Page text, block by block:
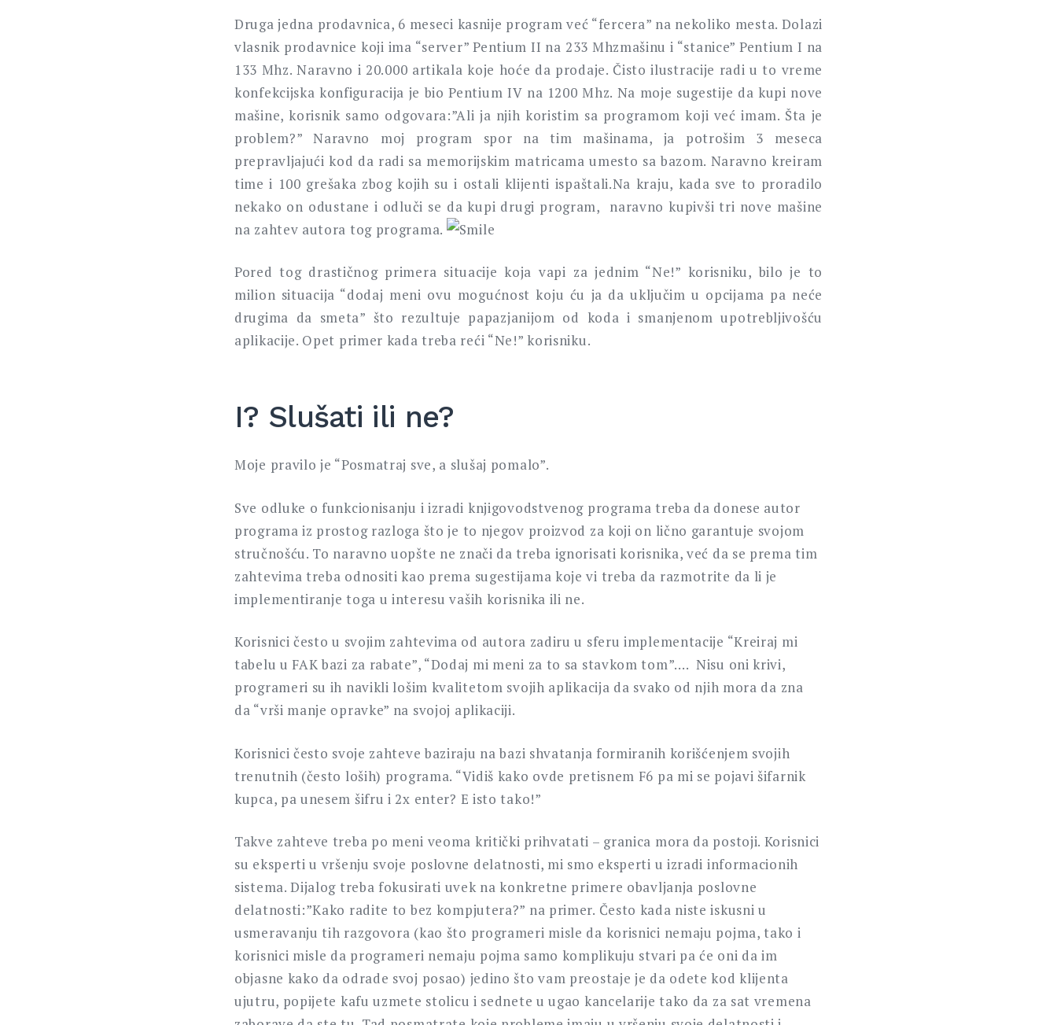
Druga jedna prodavnica, 6 meseci kasnije program već “fercera” na nekoliko mesta. Dolazi
vlasnik prodavnice koji ima “server” Pentium II na 233 Mhzmašinu i “stanice” Pentium I na
133 Mhz. Naravno i 20.000 artikala koje hoće da prodaje. Čisto ilustracije radi u to vreme
konfekcijska konfiguracija je bio Pentium IV na 1200 Mhz. Na moje sugestije da kupi nove
mašine, korisnik samo odgovara:”Ali ja njih koristim sa programom koji već imam. Šta je
problem?” Naravno moj program spor na tim mašinama, ja potrošim 3 meseca
prepravljajući kod da radi sa memorijskim matricama umesto sa bazom. Naravno kreiram
time i 100 grešaka zbog kojih su i ostali klijenti ispaštali.Na kraju, kada sve to proradilo
nekako on odustane i odluči se da kupi drugi program, naravno kupivši tri nove mašine
na zahtev autora tog programa.
Pored tog drastičnog primera situacije koja vapi za jednim “Ne!” korisniku, bilo je to
milion situacija “dodaj meni ovu mogućnost koju ću ja da uključim u opcijama pa neće
drugima da smeta” što rezultuje papazjanijom od koda i smanjenom upotrebljivošću
aplikacije. Opet primer kada treba reći “Ne!” korisniku.
I? Slušati ili ne?
Moje pravilo je “Posmatraj sve, a slušaj pomalo”.
Sve odluke o funkcionisanju i izradi knjigovodstvenog programa treba da donese autor
programa iz prostog razloga što je to njegov proizvod za koji on lično garantuje svojom
stručnošću. To naravno uopšte ne znači da treba ignorisati korisnika, već da se prema tim
zahtevima treba odnositi kao prema sugestijama koje vi treba da razmotrite da li je
implementiranje toga u interesu vaših korisnika ili ne.
Korisnici često u svojim zahtevima od autora zadiru u sferu implementacije “Kreiraj mi
tabelu u FAK bazi za rabate”, “Dodaj mi meni za to sa stavkom tom”…. Nisu oni krivi,
programeri su ih navikli lošim kvalitetom svojih aplikacija da svako od njih mora da zna
da “vrši manje opravke” na svojoj aplikaciji.
Korisnici često svoje zahteve baziraju na bazi shvatanja formiranih korišćenjem svojih
trenutnih (često loših) programa. “Vidiš kako ovde pretisnem F6 pa mi se pojavi šifarnik
kupca, pa unesem šifru i 2x enter? E isto tako!”
Takve zahteve treba po meni veoma kritički prihvatati – granica mora da postoji. Korisnici
su eksperti u vršenju svoje poslovne delatnosti, mi smo eksperti u izradi informacionih
sistema. Dijalog treba fokusirati uvek na konkretne primere obavljanja poslovne
delatnosti:”Kako radite to bez kompjutera?” na primer. Često kada niste iskusni u
usmeravanju tih razgovora (kao što programeri misle da korisnici nemaju pojma, tako i
korisnici misle da programeri nemaju pojma samo komplikuju stvari pa će oni da im
objasne kako da odrade svoj posao) jedino što vam preostaje je da odete kod klijenta
ujutru, popijete kafu uzmete stolicu i sednete u ugao kancelarije tako da za sat vremena